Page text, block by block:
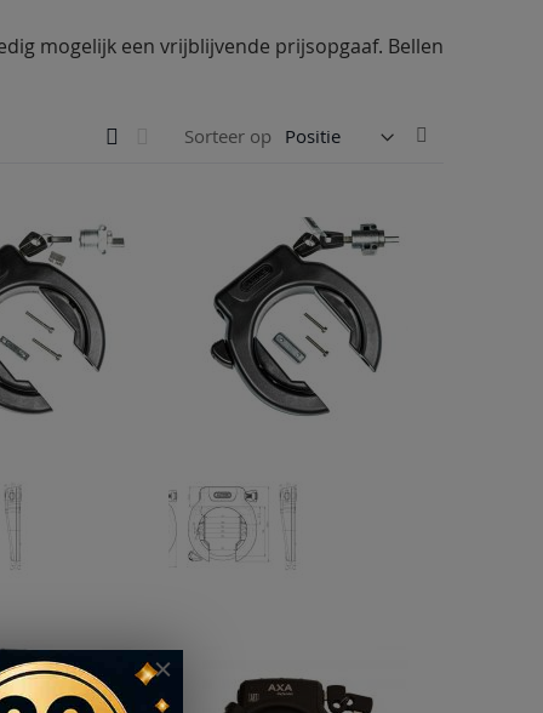
mogelijk een vrijblijvende prijsopgaaf. Bellen
Tonen
Sorteer op
Slot + accuslot Bosch BES2 PowerTube Abus 4750L - 475406400
€ 65,95